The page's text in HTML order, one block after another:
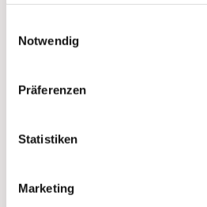
Notwendig
Präferenzen
Statistiken
Marketing
Dies könnte